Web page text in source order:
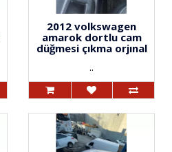
2012 volkswagen
amarok dortlu cam
düğmesi çıkma orjınal
..